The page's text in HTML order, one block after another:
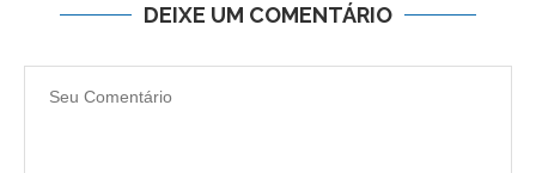
DEIXE UM COMENTÁRIO